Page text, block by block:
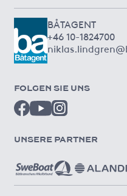
BÅTAGENT
+46 10-1824700
FOLGEN SIE UNS
UNSERE PARTNER